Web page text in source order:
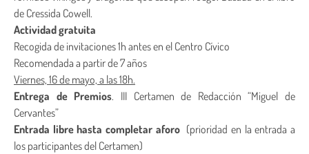
de Cressida Cowell.
Actividad gratuita
Recogida de invitaciones 1h antes en el Centro Cívico
Recomendada a partir de 7 años
Viernes, 16 de mayo, a las 18h.
Entrega de Premios. III Certamen de Redacción “Miguel de
Cervantes”
Entrada libre hasta completar aforo(prioridad en la entrada a
los participantes del Certamen)